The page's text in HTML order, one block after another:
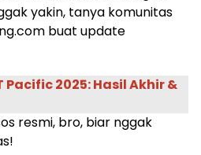
yakin, tanya komunitas
buat update
Pacific 2025: Hasil Akhir &
resmi, bro, biar nggak